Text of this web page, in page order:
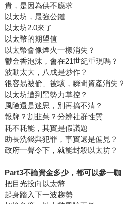
貴，是因為供不應求
以太坊，最強公鏈
以太坊2.0來了
以太幣的期望值
以太幣會像煙火一樣消失？
鬱金香泡沫，會在21世紀重現嗎？
波動太大，八成是炒作？
很容易被偷、被駭，瞬間資產消失？
以太坊遭到黑勢力掌控？
風險還是迷思，別再搞不清？
報牌？割韭菜？分辨社群性質
耗不耗能，其實是假議題
助長洗錢與犯罪，事實還是偏見？
政府一聲令下，就能封殺以太坊？
Part3不論資金多少，都可以參一咖
把目光投向以太幣
起身踏入下一波趨勢